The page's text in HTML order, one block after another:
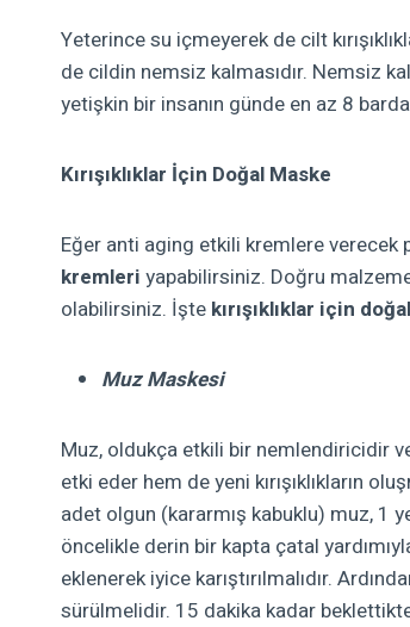
Yeterince su içmeyerek de cilt
de cildin nemsiz kalmasıdır. Nemsiz
yetişkin bir insanın günde en az 8
Kırışıklıklar İçin Doğal Maske
Eğer anti aging etkili kremlere verecek
kremleri yapabilirsiniz. Doğru
olabilirsiniz. İşte kırışıklıklar için
Muz Maskesi
Muz, oldukça etkili bir nemlendiricidir
etki eder hem de yeni kırışıklıkların
adet olgun (kararmış kabuklu) muz, 1
öncelikle derin bir kapta çatal
eklenerek iyice karıştırılmalıdır.
sürülmelidir. 15 dakika kadar